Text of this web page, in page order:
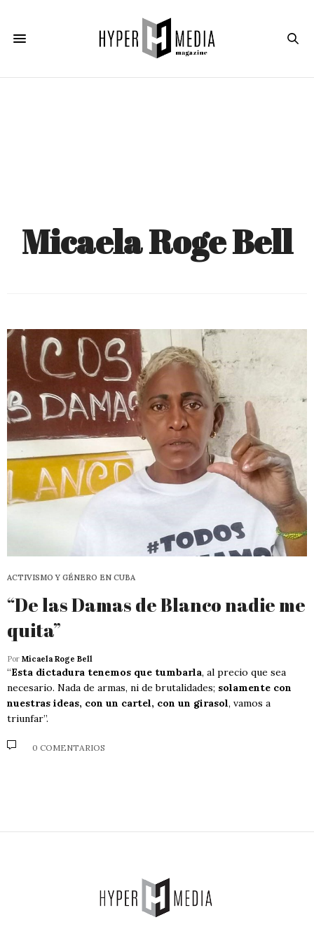
Micaela Roge Bell
ACTIVISMO Y GÉNERO EN CUBA
“De las Damas de Blanco nadie me
quita”
Por Micaela Roge Bell
“Esta dictadura tenemos que tumbarla, al precio que sea
necesario. Nada de armas, ni de brutalidades; solamente con
nuestras ideas, con un cartel, con un girasol, vamos a
triunfar”.
0 COMENTARIOS